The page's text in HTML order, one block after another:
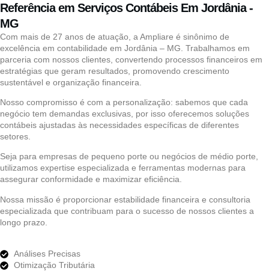
Referência em Serviços Contábeis Em Jordânia -
MG
Com mais de 27 anos de atuação, a Ampliare é sinônimo de
excelência em contabilidade em Jordânia – MG. Trabalhamos em
parceria com nossos clientes, convertendo processos financeiros em
estratégias que geram resultados, promovendo crescimento
sustentável e organização financeira.
Nosso compromisso é com a personalização: sabemos que cada
negócio tem demandas exclusivas, por isso oferecemos soluções
contábeis ajustadas às necessidades específicas de diferentes
setores.
Seja para empresas de pequeno porte ou negócios de médio porte,
utilizamos expertise especializada e ferramentas modernas para
assegurar conformidade e maximizar eficiência.
Nossa missão é proporcionar estabilidade financeira e consultoria
especializada que contribuam para o sucesso de nossos clientes a
longo prazo.
Análises Precisas
Otimização Tributária